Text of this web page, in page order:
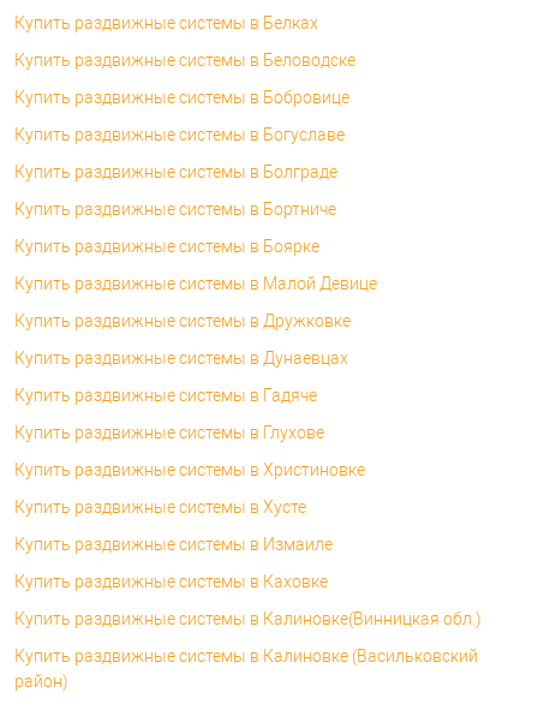
Купить раздвижные системы в Белках
Купить раздвижные системы в Беловодске
Купить раздвижные системы в Бобровице
Купить раздвижные системы в Богуславе
Купить раздвижные системы в Болграде
Купить раздвижные системы в Бортниче
Купить раздвижные системы в Боярке
Купить раздвижные системы в Малой Девице
Купить раздвижные системы в Дружковке
Купить раздвижные системы в Дунаевцах
Купить раздвижные системы в Гадяче
Купить раздвижные системы в Глухове
Купить раздвижные системы в Христиновке
Купить раздвижные системы в Хусте
Купить раздвижные системы в Измаиле
Купить раздвижные системы в Каховке
Купить раздвижные системы в Калиновке(Винницкая обл.)
Купить раздвижные системы в Калиновке (Васильковский
район)